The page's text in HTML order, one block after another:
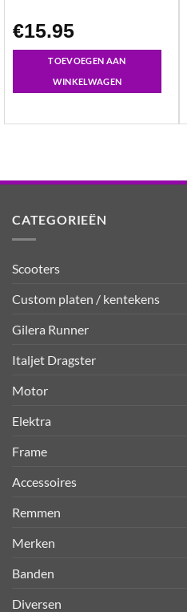
€15.95
TOEVOEGEN AAN
WINKELWAGEN
CATEGORIEËN
Scooters
Custom platen / kentekens
Gilera Runner
Italjet Dragster
Motor
Elektra
Frame
Accessoires
Remmen
Merken
Banden
Diversen